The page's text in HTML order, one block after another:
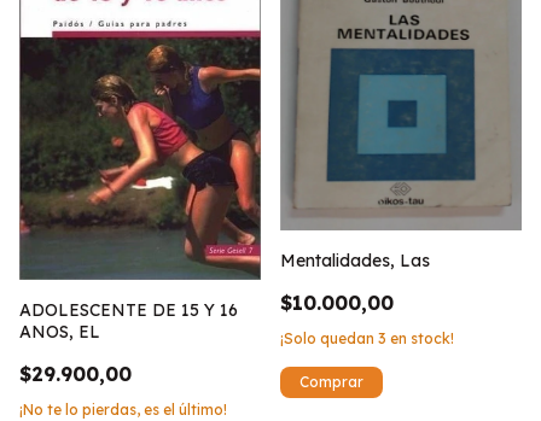
ADOLESCENTE DE 15 Y 16
ANOS, EL
$29.900,00
¡No te lo pierdas, es el último!
Mentalidades, Las
$10.000,00
¡Solo quedan 3 en stock!